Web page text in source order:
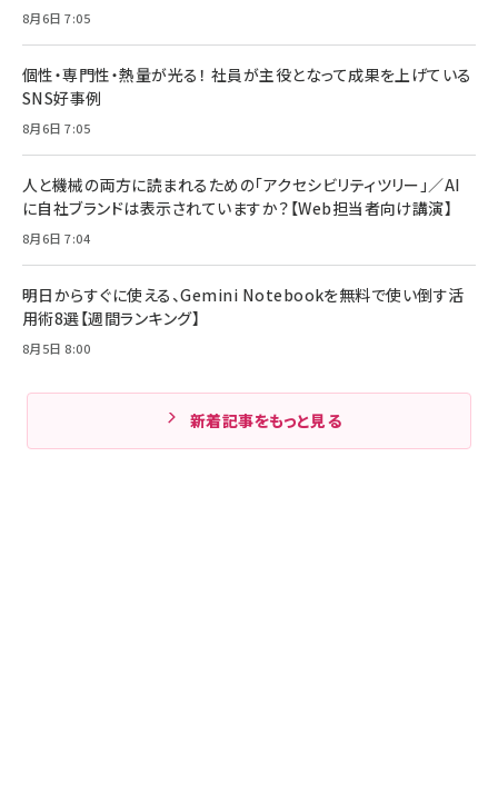
8月6日 7:05
個性・専門性・熱量が光る！ 社員が主役となって成果を上げている
SNS好事例
8月6日 7:05
人と機械の両方に読まれるための「アクセシビリティツリー」／AI
に自社ブランドは表示されていますか？【Web担当者向け講演】
8月6日 7:04
明日からすぐに使える、Gemini Notebookを無料で使い倒す活
用術8選【週間ランキング】
8月5日 8:00
新着記事をもっと見る